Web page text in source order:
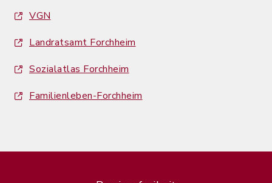
VGN
Landratsamt Forchheim
Sozialatlas Forchheim
Familienleben-Forchheim